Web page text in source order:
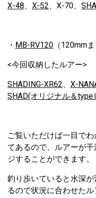
X-48 X-52 、X-70、
・ MB-RV120 （120mm
<今回収納したルアー>
SHADING-XR62 X-
SHAD(オリジナル＆
ご覧いただけば一目で
てあるので、ルアーが
ジすることができます。
釣り歩いていると水深
るので状況に合わせたル